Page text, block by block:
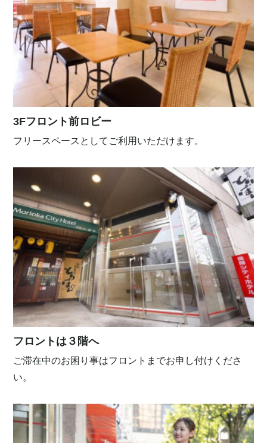
3Fフロント前ロビー
フリースペースとしてご利用いただけます。
フロントは３階へ
ご滞在中のお困り事はフロントまでお申し付けくださ
い。